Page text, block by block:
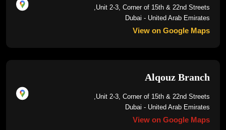
Unit 2-3, Corner of 15th & 22nd Streets,
Dubai - United Arab Emirates
View on Google Maps
Alqouz Branch
Unit 2-3, Corner of 15th & 22nd Streets,
Dubai - United Arab Emirates
View on Google Maps